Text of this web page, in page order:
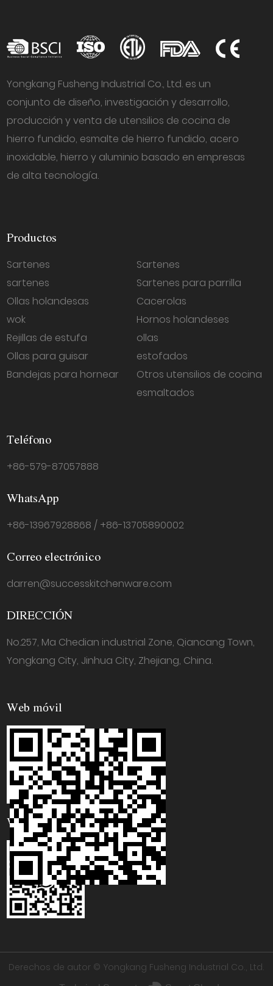
Yongkang Fusheng Industrial Co., Ltd. es un
conjunto de diseño, investigación y desarrollo,
producción y venta de utensilios de cocina de
hierro fundido, esmalte de hierro fundido, acero
inoxidable, hierro y aluminio basado en empresas
de alta tecnología.
Productos
Sartenes
sartenes
Ollas holandesas
wok
Rejillas de estufa
Ollas para guisar
Bandejas para hornear
Sartenes
Sartenes para parrilla
Cacerolas
Hornos holandeses
ollas
estofados
Otros utensilios de cocina
esmaltados
Teléfono
+86-579-87057888
WhatsApp
+86-13967928868 / +86-13705890002
Correo electrónico
darren@successkitchenware.com
DIRECCIÓN
No.257, Ma Chedian industrial Zone, Qiancang Town,
Yongkang City, Jinhua City, Zhejiang, China.
Web móvil
WhatsApp
Derechos de autor © Yongkang Fusheng Industrial Co., Ltd.